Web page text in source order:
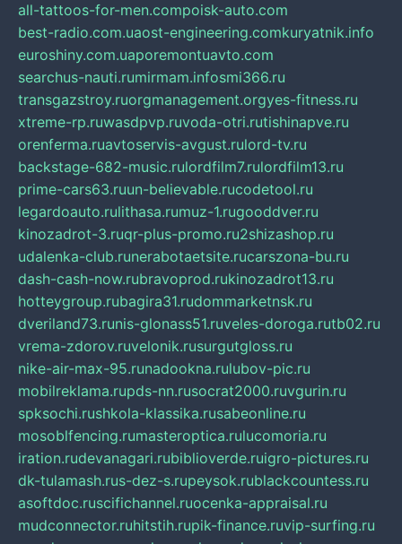
all-tattoos-for-men.compoisk-auto.com
best-radio.com.uaost-engineering.comkuryatnik.info
euroshiny.com.uaporemontuavto.com
searchus-nauti.rumirmam.infosmi366.ru
transgazstroy.ruorgmanagement.orgyes-fitness.ru
xtreme-rp.ruwasdpvp.ruvoda-otri.rutishinapve.ru
orenferma.ruavtoservis-avgust.rulord-tv.ru
backstage-682-music.rulordfilm7.rulordfilm13.ru
prime-cars63.ruun-believable.rucodetool.ru
legardoauto.rulithasa.rumuz-1.rugooddver.ru
kinozadrot-3.ruqr-plus-promo.ru2shizashop.ru
udalenka-club.runerabotaetsite.rucarszona-bu.ru
dash-cash-now.rubravoprod.rukinozadrot13.ru
hotteygroup.rubagira31.rudommarketnsk.ru
dveriland73.runis-glonass51.ruveles-doroga.rutb02.ru
vrema-zdorov.ruvelonik.rusurgutgloss.ru
nike-air-max-95.runadookna.rulubov-pic.ru
mobilreklama.rupds-nn.rusocrat2000.ruvgurin.ru
spksochi.rushkola-klassika.rusabeonline.ru
mosoblfencing.rumasteroptica.rulucomoria.ru
iration.rudevanagari.rubiblioverde.ruigro-pictures.ru
dk-tulamash.rus-dez-s.rupeysok.rublackcountess.ru
asoftdoc.ruscifichannel.ruocenka-appraisal.ru
mudconnector.ruhitstih.rupik-finance.ruvip-surfing.ru